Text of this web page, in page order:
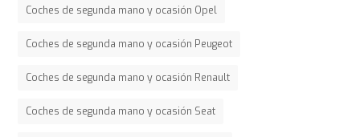
Coches de segunda mano y ocasión Opel
Coches de segunda mano y ocasión Peugeot
Coches de segunda mano y ocasión Renault
Coches de segunda mano y ocasión Seat